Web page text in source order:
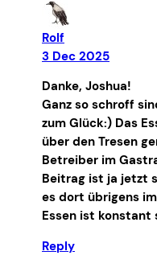
Rolf
3 Dec 2025
Danke, Joshua!
Ganz so schroff
zum Glück:) Das
über den Tresen
Betreiber im
Beitrag ist ja jetzt
es dort übrigens
Essen ist konstant
Reply